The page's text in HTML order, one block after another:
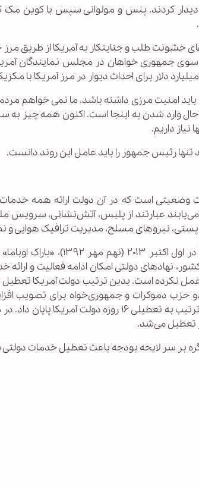
دیدار کردند. پنس و مولوانی سپس با کوین مک
خشونت طلب و جنایتکار به آمریکا از طریق
سوی جمهوری خواهان در مجلس نمایندگان
دلار برای احداث دیوار در مرز آمریکا با
امنیت مرزی داشته باشد. ما نمی خواهم مردمی
وارد شدن به اینجا است. اکنون همه چیز به
نیاز داریم.
تنها رئیس جمهور را باید عامل این روند دانست.
وضعیتی است که در آن دولت ارائه همه
عبارتند از پلیس، آتش‌نشانی، سرویس
نیروهای مسلح، مدیریت ترافیک هوایی و
این اتفاق، پیش از این هم رخ داده است.
نهادهای دولتی امکان ادامه فعالیت و ارائه
رهبران دو حزب دموکرات و جمهوری‌خواه برای
همچنین تمدید بودجه دولت رای داد؛ و بدین ترتیب به تعطیلی
تعطیل می‌شد.
بر سر لایحه بودجه باعث تعطیل خدمات